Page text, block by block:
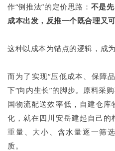
作“倒推法”的定价思路： 不是
成本出发，反推一个既合理又
这种以成本为锚点的逻辑，成
而为了实现“压低成本、保障
下“向内生长”的脚步。原料采
国物流配送效率低，自建仓
化，就在四川安岳建起自己
重量、大小、含水量逐一筛
质。